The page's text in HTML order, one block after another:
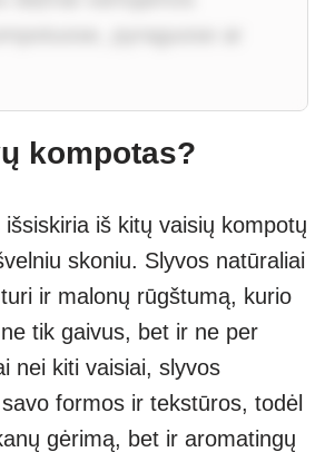
kompotas?
iš kitų vaisių kompotų
skoniu. Slyvos natūraliai
ir malonų rūgštumą, kurio
tik gaivus, bet ir ne per
nei kiti vaisiai, slyvos
formos ir tekstūros, todėl
gėrimą, bet ir aromatingų